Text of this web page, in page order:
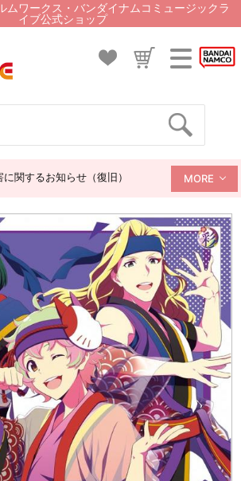
ムワークス・バンダイナムコミュージックラ
イブ公式ショップ
関するお知らせ（復旧） MORE